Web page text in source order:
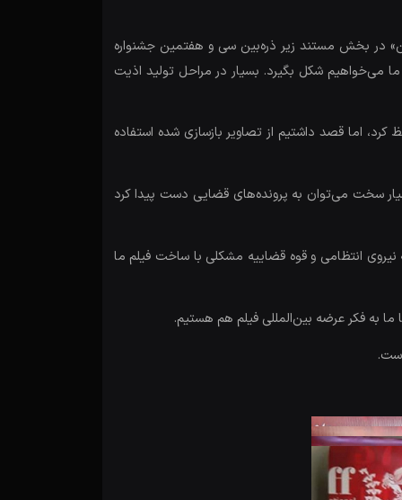
در بخش مستند زیر ذره‌بین سی و هفتمین جشنواره
می‌خواهیم شکل بگیرد. بسیار در مراحل تولید اذیت
اما قصد داشتیم از تصاویر بازسازی شده استفاده
سخت می‌توان به پرونده‌های قضایی دست پیدا کرد
نیروی انتظامی و قوه قضاییه مشکلی با ساخت فیلم ما
ما به فکر عرضه بین‌المللی فیلم هم هستیم.